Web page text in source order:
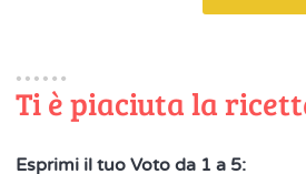
Ti è piaciuta la
Esprimi il tuo Voto da 1 a 5: